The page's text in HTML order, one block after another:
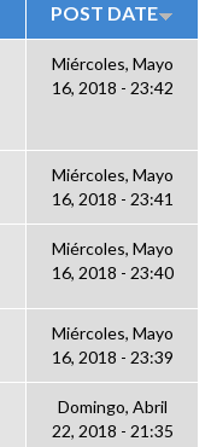
POST DATE
Miércoles, Mayo
16, 2018 - 23:42
Miércoles, Mayo
16, 2018 - 23:41
Miércoles, Mayo
16, 2018 - 23:40
Miércoles, Mayo
16, 2018 - 23:39
Domingo, Abril
22, 2018 - 21:35